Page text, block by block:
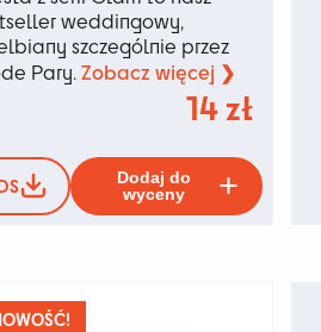
weddingowy,
szczególnie przez
Pary. Zobacz więcej ❯
14zł
Dodaj do
wyceny
Ten
produkt